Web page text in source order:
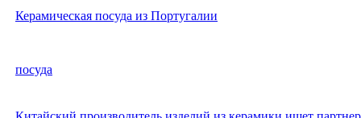
Керамическая посуда из Португалии
посуда